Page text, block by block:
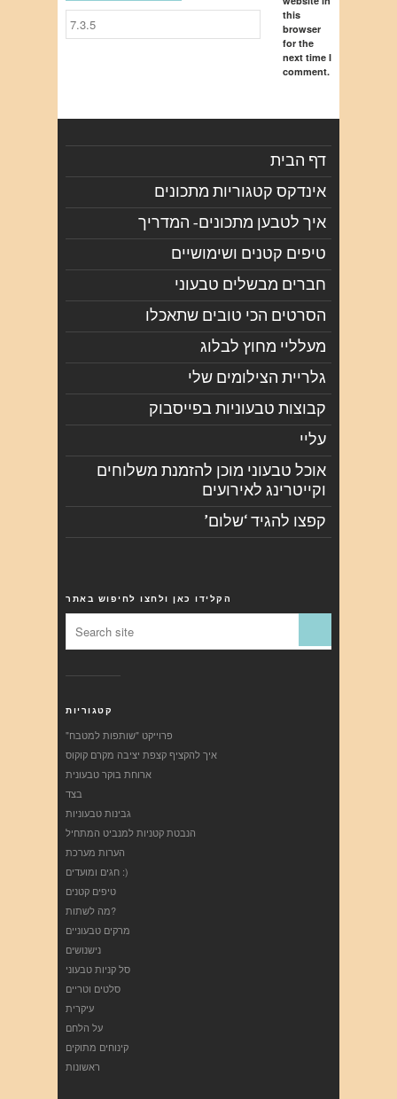
this
browser
for the
next time I
comment.
דף הבית
אינדקס קטגוריות מתכונים
איך לטבען מתכונים- המדריך
טיפים קטנים ושימושיים
חברים מבשלים טבעוני
הסרטים הכי טובים שתאכלו
מעלליי מחוץ לבלוג
גלריית הצילומים שלי
קבוצות טבעוניות בפייסבוק
עליי
אוכל טבעוני מוכן להזמנת משלוחים
וקייטרינג לאירועים
קפצו להגיד ‘שלום’
הקלידו כאן ולחצו לחיפוש באתר
קטגוריות
"פרוייקט "שותפות למטבח
איך להקציף קצפת יציבה מקרם קוקוס
ארוחת בוקר טבעונית
בצד
גבינות טבעוניות
הנבטת קטניות למנביט המתחיל
הערות מערכת
חגים ומועדים :)
טיפים קטנים
מה לשתות?
מרקים טבעוניים
נישנושים
סל קניות טבעוני
סלטים וטריים
עיקרית
על הלחם
קינוחים מתוקים
ראשונות